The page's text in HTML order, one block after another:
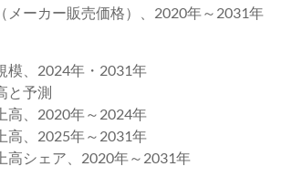
メーカー販売価格）、2020年～2031年
模、2024年・2031年
と予測
、2020年～2024年
、2025年～2031年
シェア、2020年～2031年